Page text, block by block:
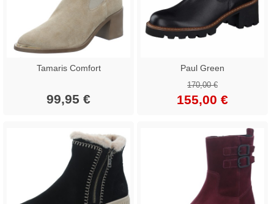
Tamaris Comfort
99,95 €
Paul Green
170,00 €
155,00 €